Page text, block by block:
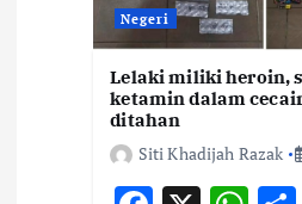
Negeri
Lelaki miliki heroin,
ketamin dalam
ditahan
Siti Khadijah Razak